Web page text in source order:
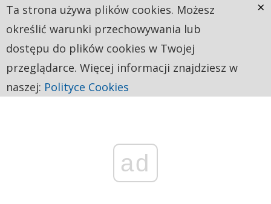
ad
Ta strona używa plików cookies. Możesz
określić warunki przechowywania lub
dostępu do plików cookies w Twojej
przeglądarce. Więcej informacji znajdziesz w
naszej: Polityce Cookies
×